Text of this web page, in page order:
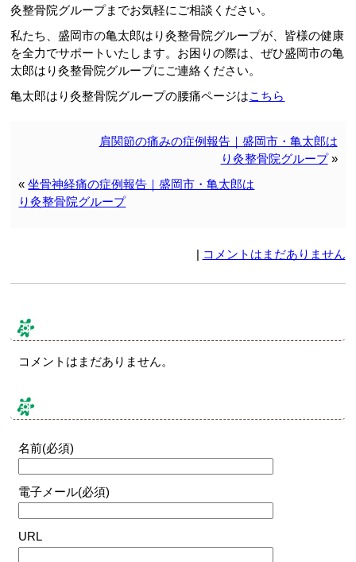
灸整骨院グループまでお気軽にご相談ください。
私たち、盛岡市の亀太郎はり灸整骨院グループが、皆様の健康
を全力でサポートいたします。お困りの際は、ぜひ盛岡市の亀
太郎はり灸整骨院グループにご連絡ください。
亀太郎はり灸整骨院グループの腰痛ページはこちら
肩関節の痛みの症例報告｜盛岡市・亀太郎は
り灸整骨院グループ»
«坐骨神経痛の症例報告｜盛岡市・亀太郎は
り灸整骨院グループ
| コメントはまだありません
コメント & トラックバック
コメントはまだありません。
コメントする
名前(必須)
電子メール(必須)
URL